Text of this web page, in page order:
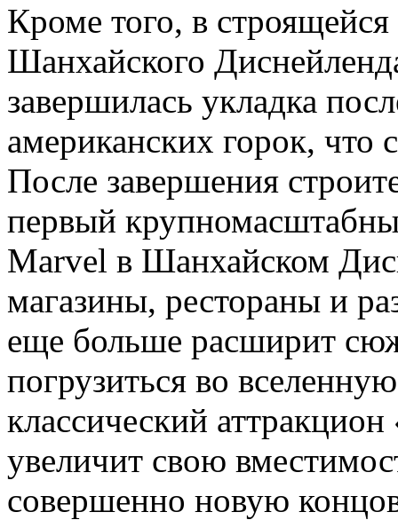
Кроме того, в строящейся
Шанхайского
завершилась укладка
американских горок, что
После завершения
первый
Marvel в Шанхайском
магазины, рестораны и
еще больше расширит
погрузиться во
классический
увеличит свою
совершенно новую